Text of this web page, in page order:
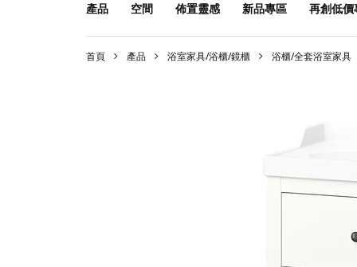
產品 空間 佈置靈感 新品專區 再創低價
首頁 產品 浴室家具/浴櫃/鏡櫃 浴櫃/全套浴室家具